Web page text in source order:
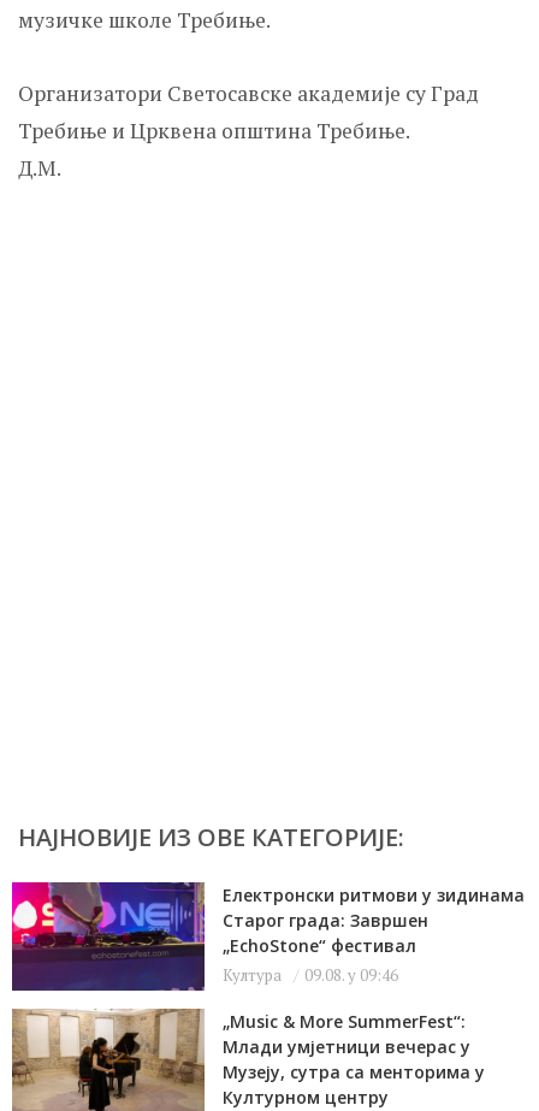
музичке школе Требиње.
Организатори Светосавске академије су Град
Требиње и Црквена општина Требиње.
Д.М.
НАЈНОВИЈЕ ИЗ ОВЕ КАТЕГОРИЈЕ:
Електронски ритмови у зидинама
Старог града: Завршен
„EchoStone“ фестивал
Култура 09.08. у 09:46
„Music & More SummerFest“:
Млади умјетници вечерас у
Музеју, сутра са менторима у
Културном центру